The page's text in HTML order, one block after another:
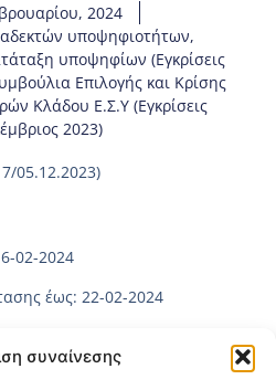
συναίνεσης
2024
υποψηφιοτήτων,
υποψηφίων (Εγκρίσεις
Επιλογής και Κρίσης
Κλάδου Ε.Σ.Υ (Εγκρίσεις
2023)
05.12.2023)
02-2024
έως: 22-02-2024